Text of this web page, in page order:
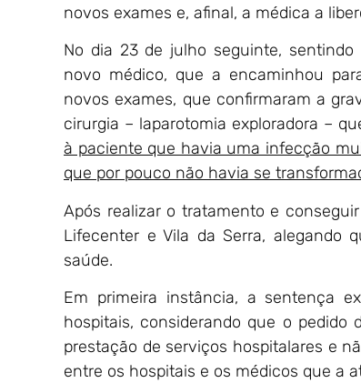
novos exames e, afinal, a médica a
No dia 23 de julho seguinte,
novo médico, que a encaminhou
novos exames, que confirmaram a
cirurgia – laparotomia exploradora –
à paciente que havia uma infecção
que por pouco não havia se
Após realizar o tratamento e
Lifecenter e Vila da Serra, alegando
saúde.
Em primeira instância, a sentença
hospitais, considerando que o
prestação de serviços hospitalares e
entre os hospitais e os médicos que a